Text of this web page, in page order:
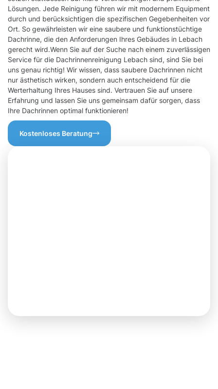
Lösungen. Jede Reinigung führen wir mit modernem Equipment
durch und berücksichtigen die spezifischen Gegebenheiten vor
Ort. So gewährleisten wir eine saubere und funktionstüchtige
Dachrinne, die den Anforderungen Ihres Gebäudes in Lebach
gerecht wird.Wenn Sie auf der Suche nach einem zuverlässigen
Service für die Dachrinnenreinigung Lebach sind, sind Sie bei
uns genau richtig! Wir wissen, dass saubere Dachrinnen nicht
nur ästhetisch wirken, sondern auch entscheidend für die
Werterhaltung Ihres Hauses sind. Vertrauen Sie auf unsere
Erfahrung und lassen Sie uns gemeinsam dafür sorgen, dass
Ihre Dachrinnen optimal funktionieren!
Kostenloses Beratung